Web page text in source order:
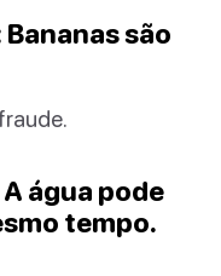
são
água pode
tempo.